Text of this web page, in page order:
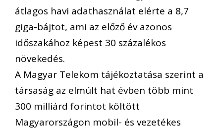
átlagos havi adathasználat elérte a 8,7
giga-bájtot, ami az előző év azonos
időszakához képest 30 százalékos
növekedés.
A Magyar Telekom tájékoztatása szerint a
társaság az elmúlt hat évben több mint
300 milliárd forintot költött
Magyarországon mobil- és vezetékes